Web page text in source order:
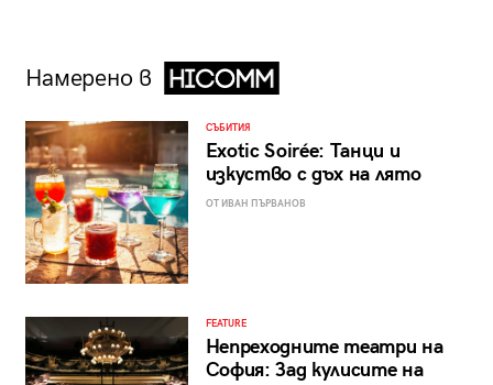
Намерено в
СЪБИТИЯ
Exotic Soirée: Танци и
изкуство с дъх на лято
ОТ ИВАН ПЪРВАНОВ
FEATURE
Непреходните театри на
София: Зад кулисите на